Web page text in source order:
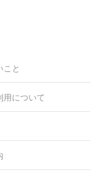
こと
用について